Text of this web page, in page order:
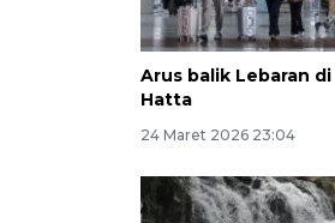
Arus balik Lebaran
Hatta
24 Maret 2026 23:04